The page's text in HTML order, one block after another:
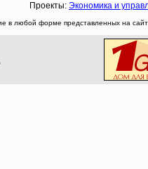
Проекты: Экономика и
в любой форме представленных на